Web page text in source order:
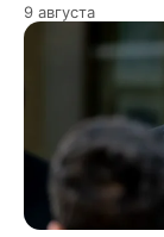
9 августа